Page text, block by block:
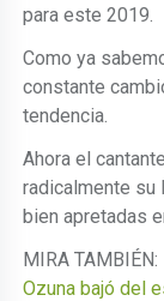
para este 2019.
Como ya
constante
tendencia.
Ahora el
radicalmente su
bien apretadas
MIRA TAMBIÉN:
Ozuna bajó del